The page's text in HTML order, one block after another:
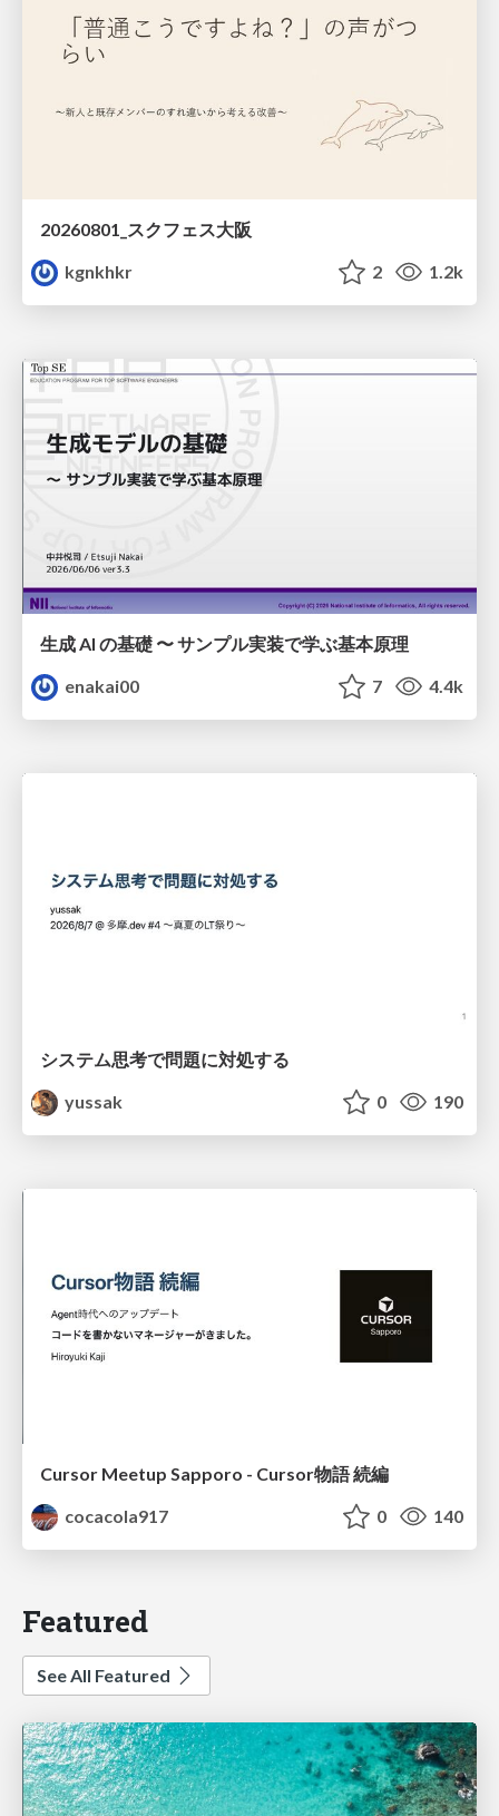
20260801_スクフェス大阪
kgnkhkr
2 1.2k
生成 AI の基礎 〜 サンプル実装で学ぶ基本原理
enakai00
7 4.4k
システム思考で問題に対処する
yussak
0 190
Cursor Meetup Sapporo - Cursor物語 続編
cocacola917
0 140
Featured
See All Featured